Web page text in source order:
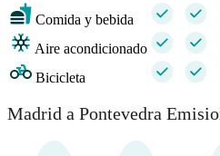
Comida y bebida
Aire acondicionado
Bicicleta
Madrid a Pontevedra